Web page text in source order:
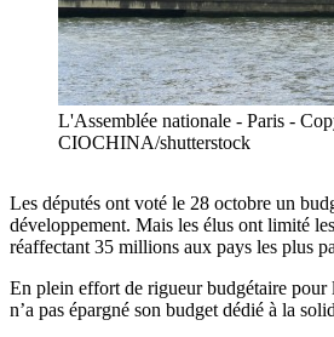
L'Assemblée nationale - Paris -
CIOCHINA/shutterstock
Les députés ont voté le 28 octobre un
développement. Mais les élus ont limité
réaffectant 35 millions aux pays les plus
En plein effort de rigueur budgétaire pour
n’a pas épargné son budget dédié à la